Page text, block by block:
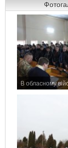
В обласному